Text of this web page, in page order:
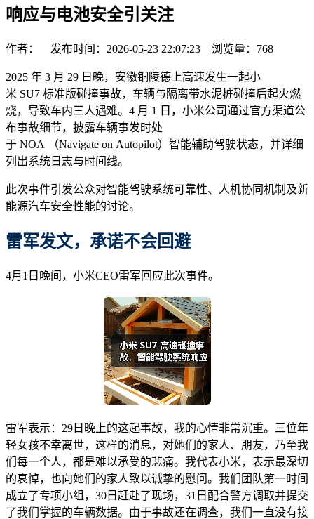
响应与电池安全引关注
作者： 发布时间：2026-05-23 22:07:23 浏览量： 768
2025 年 3 月 29 日晚，安徽铜陵德上高速发生一起小
米 SU7 标准版碰撞事故，车辆与隔离带水泥桩碰撞后起火燃
烧，导致车内三人遇难。4 月 1 日，小米公司通过官方渠道公
布事故细节，披露车辆事发时处
于 NOA （Navigate on Autopilot）智能辅助驾驶状态，并详细
列出系统日志与时间线。
此次事件引发公众对智能驾驶系统可靠性、人机协同机制及新
能源汽车安全性能的讨论。
雷军发文，承诺不会回避
4月1日晚间，小米CEO雷军回应此次事件。
雷军表示：29日晚上的这起事故，我的心情非常沉重。三位年
轻女孩不幸离世，这样的消息，对她们的家人、朋友，乃至我
们每一个人，都是难以承受的悲痛。我代表小米，表示最深切
的哀悼，也向她们的家人致以诚挚的慰问。我们团队第一时间
成立了专项小组，30日赶赴了现场，31日配合警方调取并提交
了我们掌握的车辆数据。由于事故还在调查，我们一直没有接